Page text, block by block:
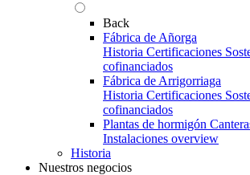
Back
Fábrica de Añorga
Historia Certificaciones
cofinanciados
Fábrica de Arrigorriaga
Historia Certificaciones
cofinanciados
Plantas de hormigón
Instalaciones overview
Historia
Nuestros negocios